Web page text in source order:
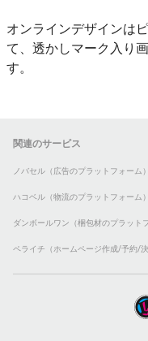
オンラインデザインは
て、透かしマーク入り
す。
関連のサービス
ノバセル（広告のプラットフォーム）
ハコベル（物流のプラットフォーム）
ダンボールワン（梱包材のプラット
ペライチ（ホームページ作成/予約/決